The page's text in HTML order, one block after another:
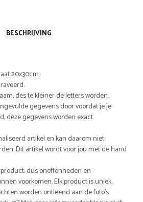
BESCHRIJVING
20x30cm
des te kleiner de letters worden.
gegevens door voordat je je
deze gegevens worden exact
artikel en kan daarom niet
Dit artikel wordt voor jou met de hand
dus oneffenheden en
voorkomen. Elk product is uniek.
worden ontleend aan de foto’s.